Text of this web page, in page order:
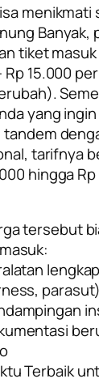
menikmati
Banyak,
tiket
Rp 15.000
yang
tarifnya
hingga
tersebut
parasut)
Terbaik